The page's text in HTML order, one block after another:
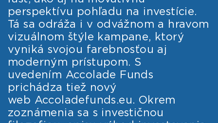
perspektívu pohľadu na investície.
Tá sa odráža i v odvážnom a hravom
vizuálnom štýle kampane, ktorý
vyniká svojou farebnosťou aj
moderným prístupom. S
uvedením Accolade Funds
prichádza tiež nový
web Accoladefunds.eu. Okrem
zoznámenia sa s investičnou